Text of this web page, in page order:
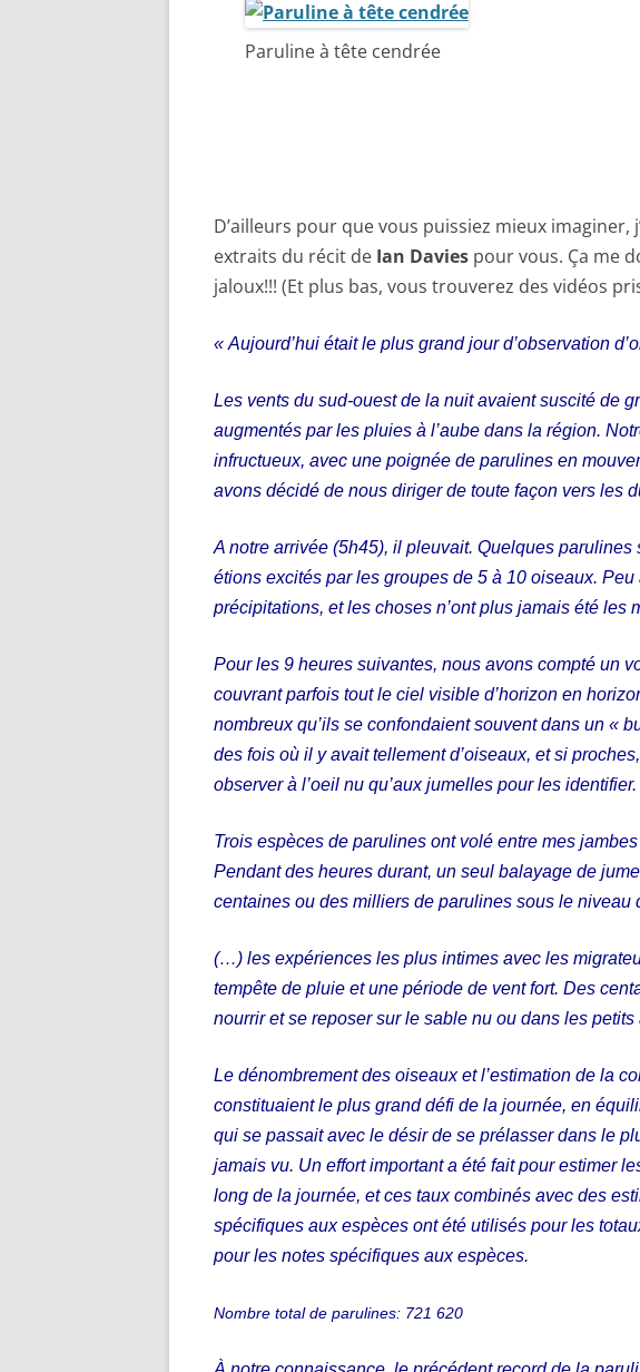
Paruline à tête cendrée
D’ailleurs pour que vous puissiez mieux
extraits du récit de Ian Davies pour vous. Ça me
jaloux!!! (Et plus bas, vous trouverez des vidéos
« Aujourd’hui était le plus grand jour d’observation
Les vents du sud-ouest de la nuit avaient suscité de
augmentés par les pluies à l’aube dans la région.
infructueux, avec une poignée de parulines en
avons décidé de nous diriger de toute façon vers les
A notre arrivée (5h45), il pleuvait. Quelques
étions excités par les groupes de 5 à 10 oiseaux.
précipitations, et les choses n’ont plus jamais été les
Pour les 9 heures suivantes, nous avons compté un
couvrant parfois tout le ciel visible d’horizon en
nombreux qu’ils se confondaient souvent dans un «
des fois où il y avait tellement d’oiseaux, et si
observer à l’oeil nu qu’aux jumelles pour les identifier.
Trois espèces de parulines ont volé entre mes
Pendant des heures durant, un seul balayage de
centaines ou des milliers de parulines sous le niveau
(…) les expériences les plus intimes avec les
tempête de pluie et une période de vent fort. Des
nourrir et se reposer sur le sable nu ou dans les petits
Le dénombrement des oiseaux et l’estimation de la
constituaient le plus grand défi de la journée, en
qui se passait avec le désir de se prélasser dans le
jamais vu. Un effort important a été fait pour estimer
long de la journée, et ces taux combinés avec des
spécifiques aux espèces ont été utilisés pour les
pour les notes spécifiques aux espèces.
Nombre total de parulines: 721 620